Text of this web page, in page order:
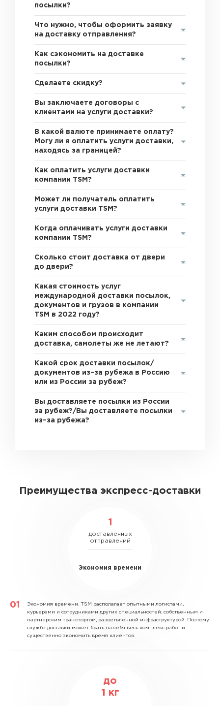
посылки?
Что нужно, чтобы оформить заявку
на доставку отправления?
Как сэкономить на доставке
посылки?
Сделаете скидку?
Вы заключаете договоры с
клиентами на услуги доставки?
В какой валюте принимаете оплату?
Могу ли я оплатить услуги доставки,
находясь за границей?
Как оплатить услуги доставки
компании TSM?
Может ли получатель оплатить
услуги доставки TSM?
Когда оплачивать услуги доставки
компании TSM?
Сколько стоит доставка от двери
до двери?
Какая стоимость услуг
международной доставки посылок,
документов и грузов в компании
TSM в 2022 году?
Каким способом происходит
доставка, самолеты же не летают?
Какой срок доставки посылок/
документов из–за рубежа в Россию
или из России за рубеж?
Вы доставляете посылки из России
за рубеж?/Вы доставляете посылки
из–за рубежа?
Преимущества экспресс-доставки
1
доставленных
отправлений
Экономия времени
Экономия времени. TSM располагает опытными логистами,
курьерами и сотрудниками других специальностей, собственным и
партнерским транспортом, разветвленной инфраструктурой. Поэтому
служба доставки может брать на себя весь комплекс работ и
существенно экономить время клиентов.
до
1
кг